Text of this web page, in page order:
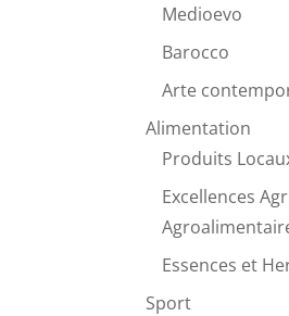
Medioevo
Barocco
Arte
Alimentation
Produits
Excellences
Essences et
Sport